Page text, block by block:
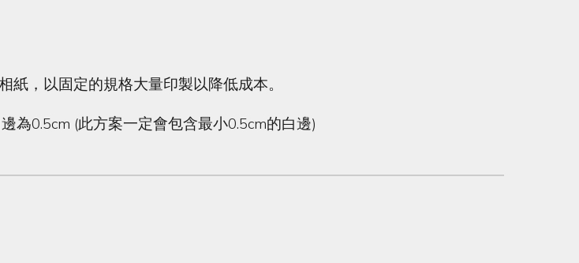
紙，以固定的規格大量印製以降低成本。
為0.5cm (此方案一定會包含最小0.5cm的白邊)